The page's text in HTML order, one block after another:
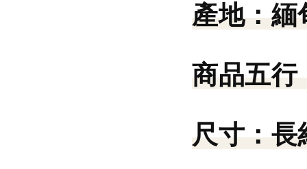
產地： 緬
商品五行
尺寸： 長